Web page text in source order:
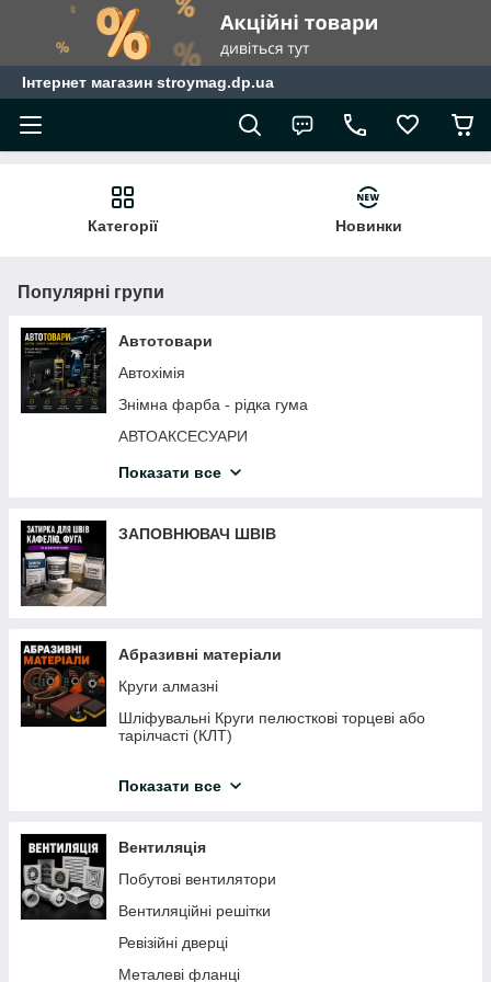
Інтернет магазин stroymag.dp.ua
Категорії Новинки
Популярні групи
Автотовари
Автохімія
Знімна фарба - рідка гума
АВТОАКСЕСУАРИ
АВТОМОБІЛЬНІ ЩІТКИ СКЛООЧИСНИКА
Інструмент для ремонту авто
Показати все
ЗАПОВНЮВАЧ ШВІВ
Абразивні матеріали
Круги алмазні
Шліфувальні Круги пелюсткові торцеві або
тарілчасті (КЛТ)
Показати все
Вентиляція
Побутові вентилятори
Вентиляційні решітки
Ревізійні дверці
Металеві фланці